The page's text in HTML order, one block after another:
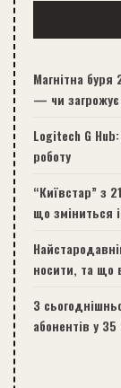
Магнітна
— чи загрожує
Logitech G
роботу
“Київстар” з
що зміниться
носити, та що
З
абонентів у 35